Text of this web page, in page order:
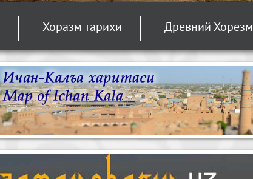
Хоразм тарихи Древний Хорезм